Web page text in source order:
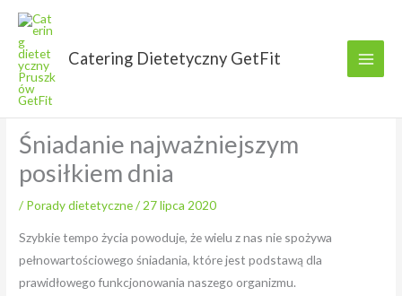
Przejdź
treści
Catering Dietetyczny GetFit
Śniadanie najważniejszym
posiłkiem dnia
/ Porady dietetyczne/ 27 lipca 2020
Szybkie tempo życia powoduje, że wielu z nas nie spożywa
pełnowartościowego śniadania, które jest podstawą dla
prawidłowego funkcjonowania naszego organizmu.